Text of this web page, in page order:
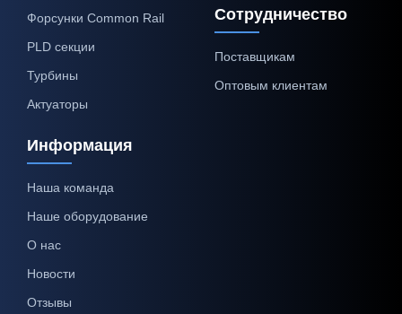
Форсунки Common Rail
PLD секции
Турбины
Актуаторы
Сотрудничество
Поставщикам
Оптовым клиентам
Информация
Наша команда
Наше оборудование
О нас
Новости
Отзывы